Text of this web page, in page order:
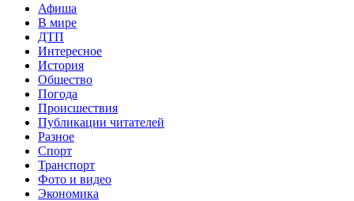
Афиша
В мире
ДТП
Интересное
История
Общество
Погода
Происшествия
Публикации читателей
Разное
Спорт
Транспорт
Фото и видео
Экономика